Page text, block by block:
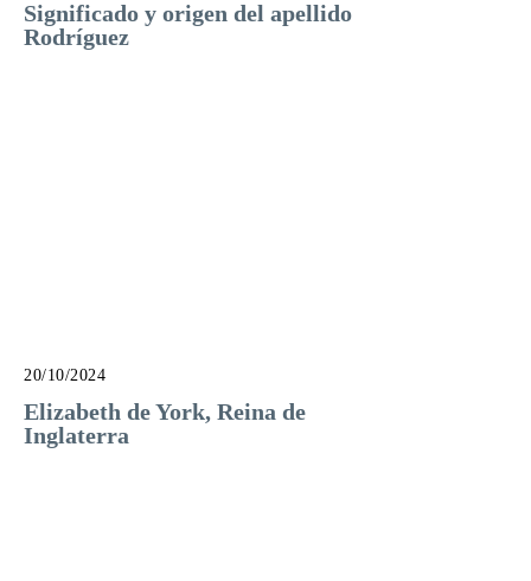
Significado y origen del apellido
Rodríguez
20/10/2024
Elizabeth de York, Reina de
Inglaterra